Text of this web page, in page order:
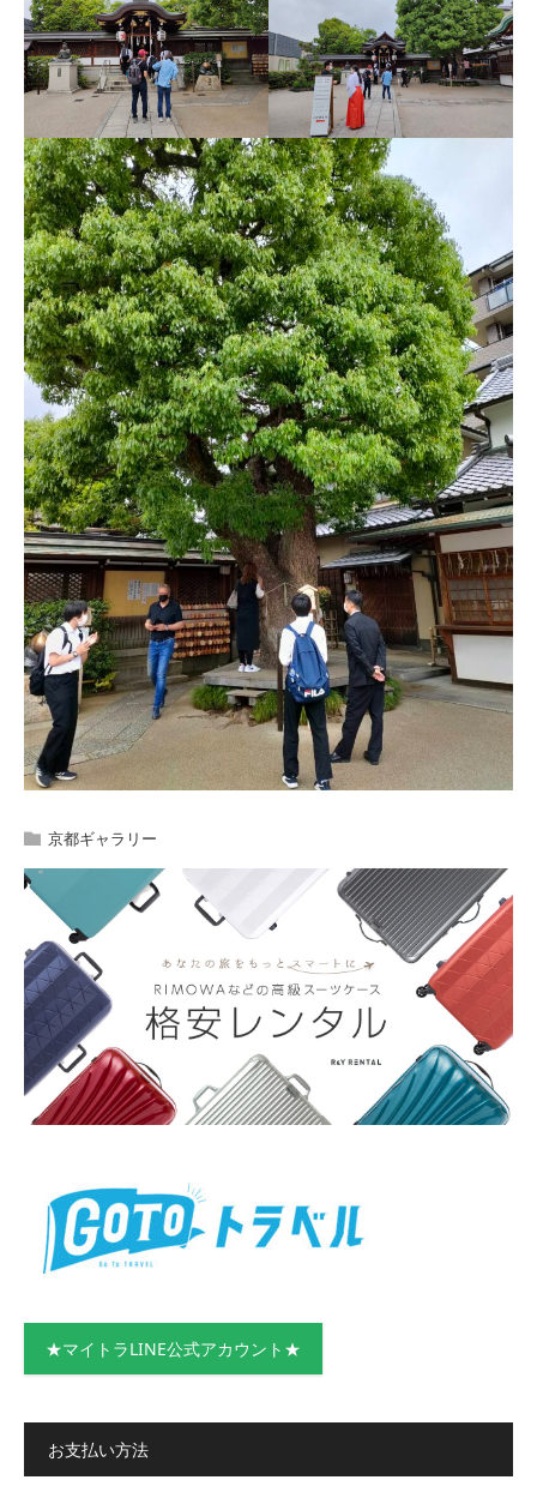
京都ギャラリー
★マイトラLINE公式アカウント★
お支払い方法